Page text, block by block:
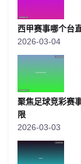
西甲赛事哪个台
2026-03-04
聚焦足球竞彩赛
限
2026-03-03